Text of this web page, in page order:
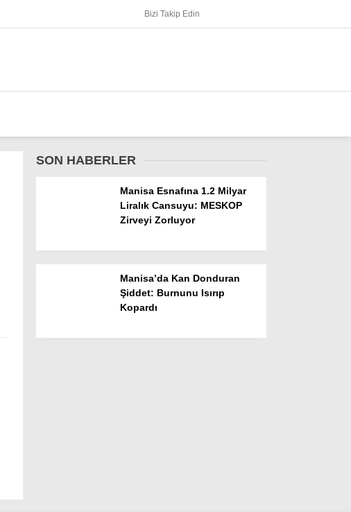
Bizi Takip Edin
SON HABERLER
Manisa Esnafına 1.2 Milyar
Liralık Cansuyu: MESKOP
Zirveyi Zorluyor
Manisa’da Kan Donduran
Şiddet: Burnunu Isırıp
Kopardı